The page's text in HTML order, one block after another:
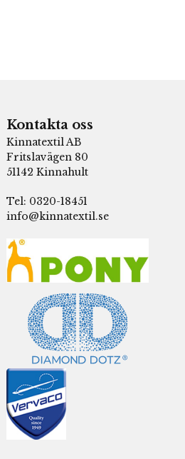
Kontakta oss
Kinnatextil AB
Fritslavägen 80
51142 Kinnahult
Tel: 0320-18451
info@kinnatextil.se